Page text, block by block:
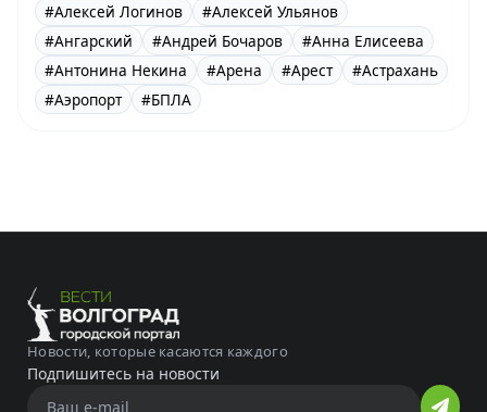
#Алексей Логинов
#Алексей Ульянов
#Ангарский
#Андрей Бочаров
#Анна Елисеева
#Антонина Некина
#Арена #Арест
#Астрахань
#Аэропорт
#БПЛА
Новости, которые касаются каждого
Подпишитесь на новости